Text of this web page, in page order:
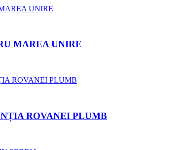
MAREA UNIRE
ROVANEI PLUMB